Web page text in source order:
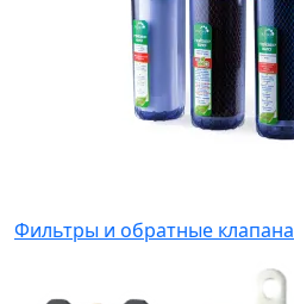
Фильтры и обратные клапана